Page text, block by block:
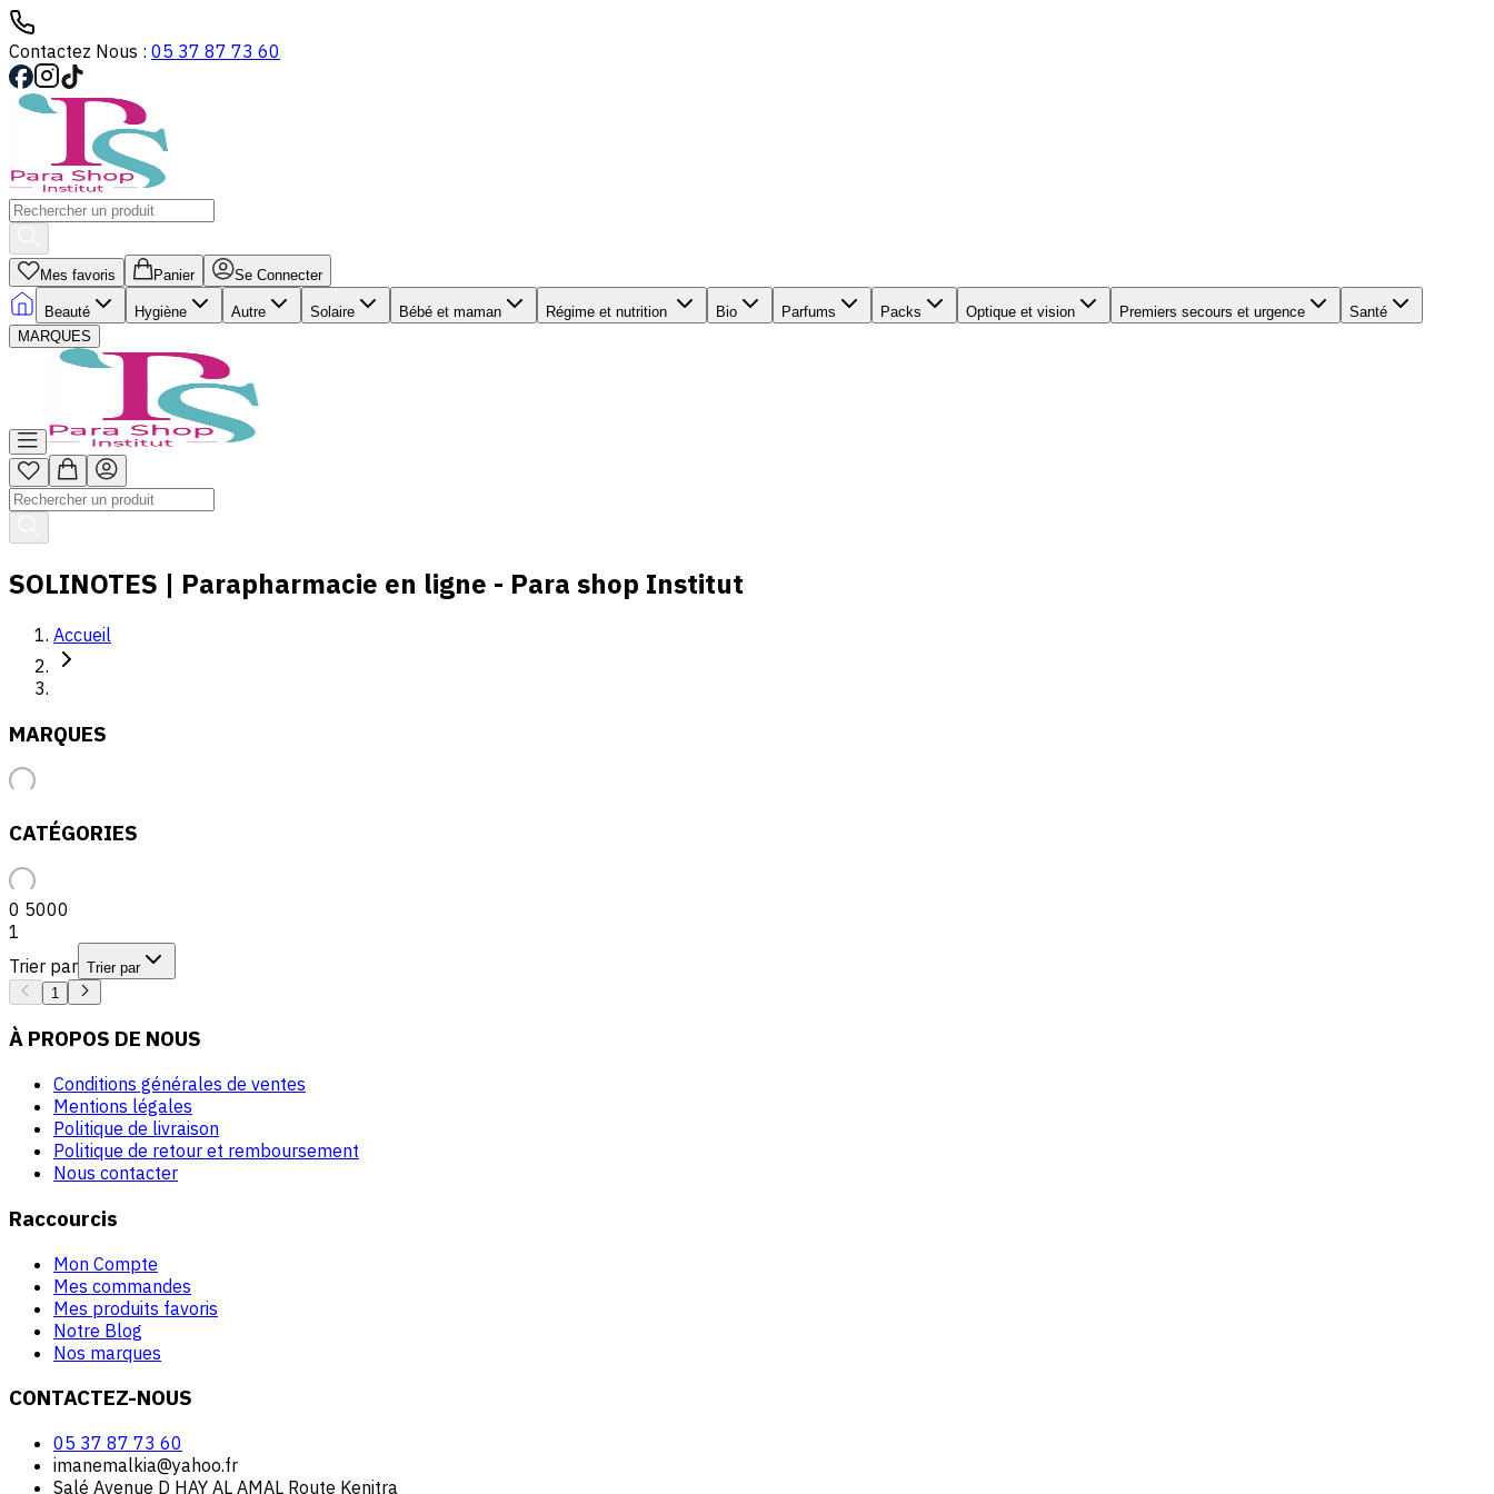
Contactez Nous : 05 37 87 73 60
Mes favoris Panier Se Connecter
Beauté Hygiène Autre Solaire Bébé et maman Régime et nutrition Bio Parfums Packs Optique et vision Premiers secours et urgence
Santé
MARQUES
SOLINOTES | Parapharmacie en ligne - Para shop Institut
Accueil
MARQUES
CATÉGORIES
0 5000
1
Trier par Trier par
1
À PROPOS DE NOUS
Conditions générales de ventes
Mentions légales
Politique de livraison
Politique de retour et remboursement
Nous contacter
Raccourcis
Mon Compte
Mes commandes
Mes produits favoris
Notre Blog
Nos marques
CONTACTEZ-NOUS
05 37 87 73 60
imanemalkia@yahoo.fr
Salé Avenue D HAY AL AMAL Route Kenitra